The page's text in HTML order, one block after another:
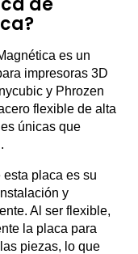
es un
impresoras 3D
y Phrozen
flexible de alta
únicas que
placa es su
y
Al ser flexible,
la placa para
piezas, lo que